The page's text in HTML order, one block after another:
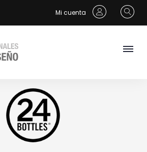
Mi cuenta